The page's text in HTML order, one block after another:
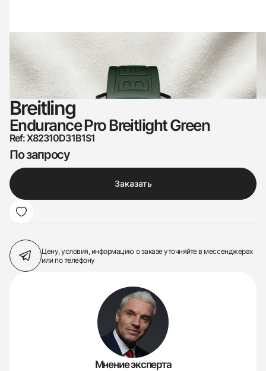
Breitling
Endurance Pro Breitlight Green
Ref: X82310D31B1S1
По запросу
Заказать
Цену, условия, информацию о заказеуточняйте в мессенджерах
или по телефону
Мнение эксперта